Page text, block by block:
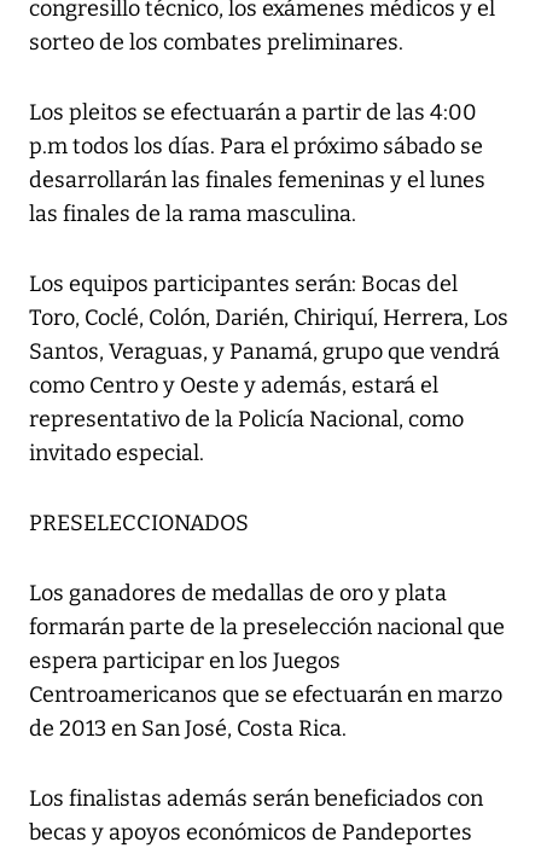
congresillo técnico, los exámenes médicos y el
sorteo de los combates preliminares.
Los pleitos se efectuarán a partir de las 4:00
p.m todos los días. Para el próximo sábado se
desarrollarán las finales femeninas y el lunes
las finales de la rama masculina.
Los equipos participantes serán: Bocas del
Toro, Coclé, Colón, Darién, Chiriquí, Herrera, Los
Santos, Veraguas, y Panamá, grupo que vendrá
como Centro y Oeste y además, estará el
representativo de la Policía Nacional, como
invitado especial.
PRESELECCIONADOS
Los ganadores de medallas de oro y plata
formarán parte de la preselección nacional que
espera participar en los Juegos
Centroamericanos que se efectuarán en marzo
de 2013 en San José, Costa Rica.
Los finalistas además serán beneficiados con
becas y apoyos económicos de Pandeportes